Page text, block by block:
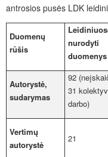
antrosios pusės LDK
Duomenų
rūšis
nurodyti
duomenys
Autorystė,
sudarymas
92
31
darbo)
Vertimų
autorystė
21